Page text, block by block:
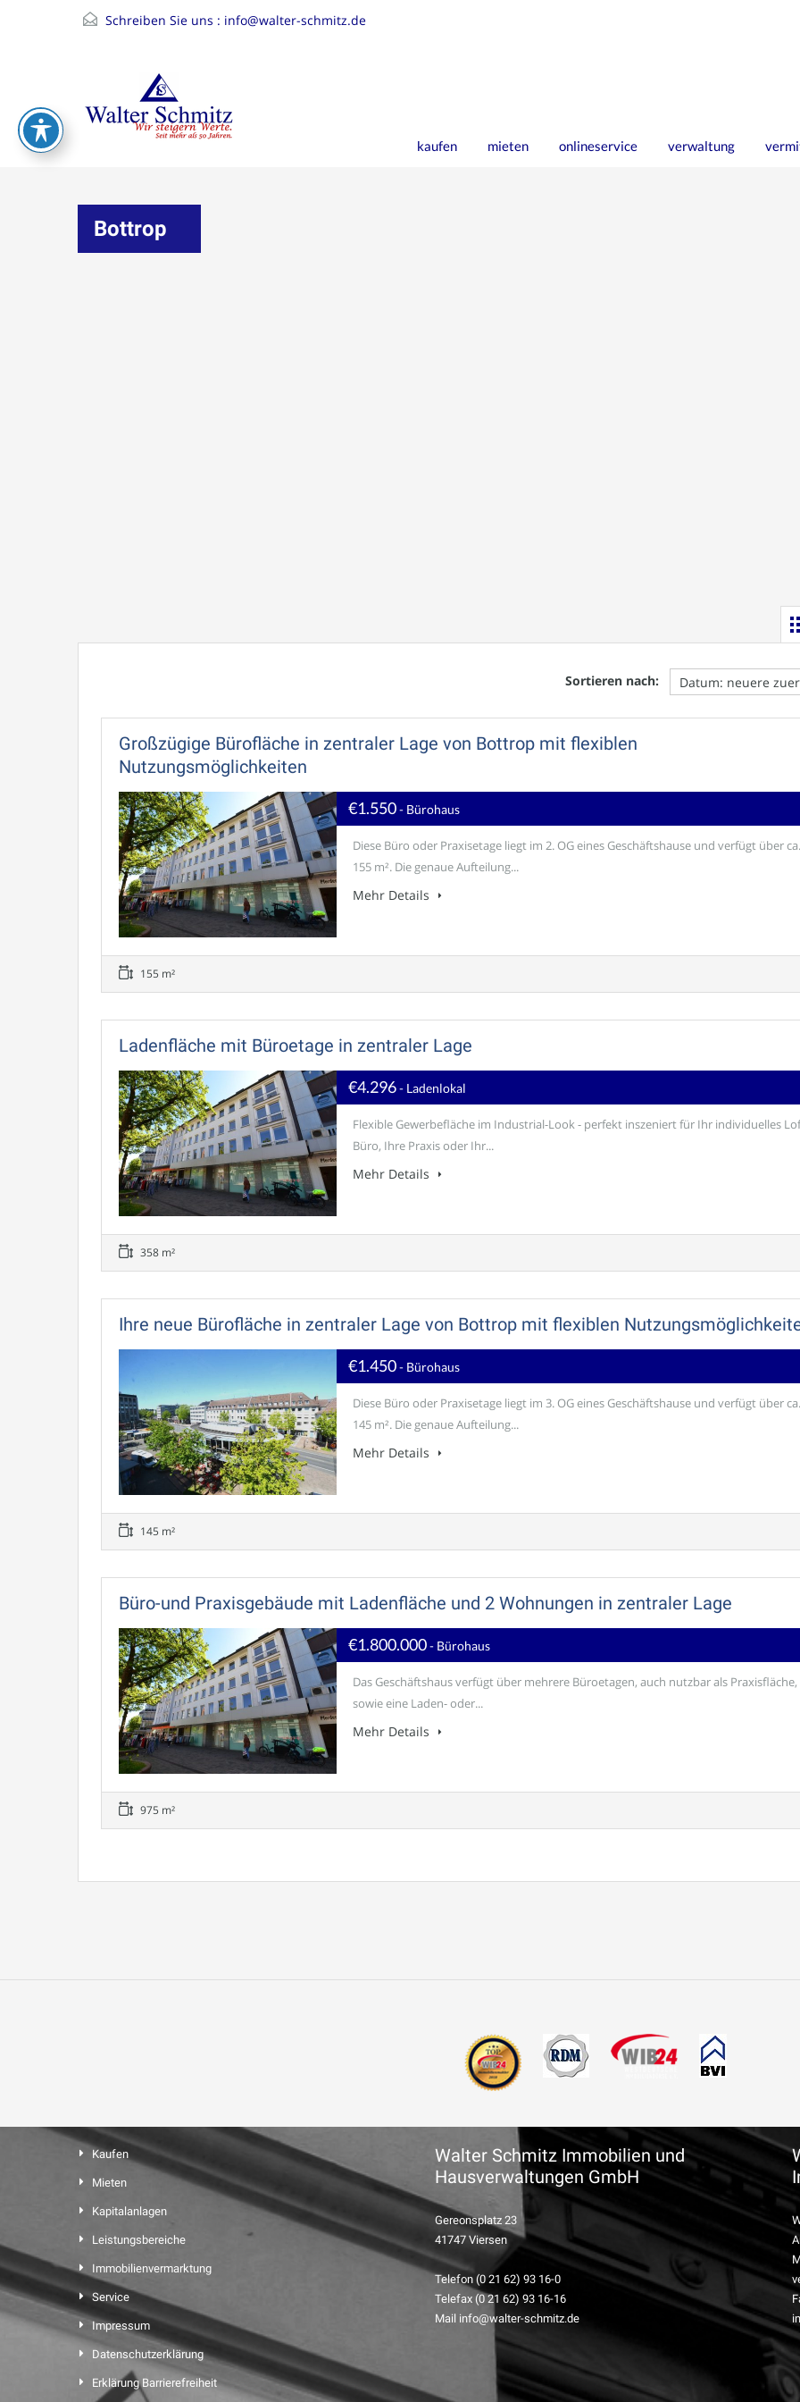
Schreiben Sie uns : info@walter-schmitz.de
kaufen mieten onlineservice verwaltung
Bottrop
Sortieren nach:
Großzügige Bürofläche in zentraler Lage von Bottrop mit flexiblen
Nutzungsmöglichkeiten
€1.550- Bürohaus
Diese Büro oder Praxisetage liegt im 2. OG eines Geschäftshause und verfügt über ca.
155 m². Die genaue Aufteilung...
Mehr Details
155 m²
Ladenfläche mit Büroetage in zentraler Lage
€4.296- Ladenlokal
Flexible Gewerbefläche im Industrial-Look - perfekt inszeniert für Ihr individuelles
Büro, Ihre Praxis oder Ihr...
Mehr Details
358 m²
Ihre neue Bürofläche in zentraler Lage von Bottrop mit flexiblen
€1.450- Bürohaus
Diese Büro oder Praxisetage liegt im 3. OG eines Geschäftshause und verfügt über ca.
145 m². Die genaue Aufteilung...
Mehr Details
145 m²
Büro-und Praxisgebäude mit Ladenfläche und 2 Wohnungen in zentraler Lage
€1.800.000- Bürohaus
Das Geschäftshaus verfügt über mehrere Büroetagen, auch nutzbar als Praxisfläche,
sowie eine Laden- oder...
Mehr Details
975 m²
Kaufen
Mieten
Kapitalanlagen
Leistungsbereiche
Immobilienvermarktung
Service
Impressum
Datenschutzerklärung
Erklärung Barrierefreiheit
Walter Schmitz Immobilien und
Hausverwaltungen GmbH
Gereonsplatz 23
41747 Viersen
Telefon (0 21 62) 93 16-0
Telefax (0 21 62) 93 16-16
Mail info@walter-schmitz.de